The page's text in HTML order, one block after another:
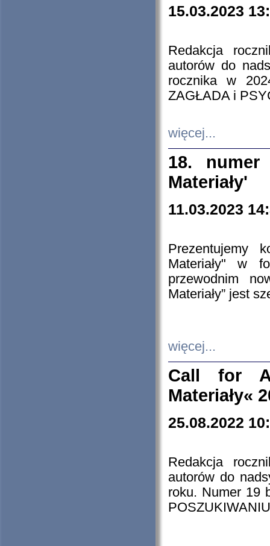
15.03.2023
Redakcja
autorów do
rocznika w
ZAGŁADA i
więcej...
18. numer
Materiały'
11.03.2023
Prezentujemy
Materiały" w
przewodnim
Materiały” jest
więcej...
Call for
Materiały«
25.08.2022
Redakcja
autorów do
roku. Numer 19